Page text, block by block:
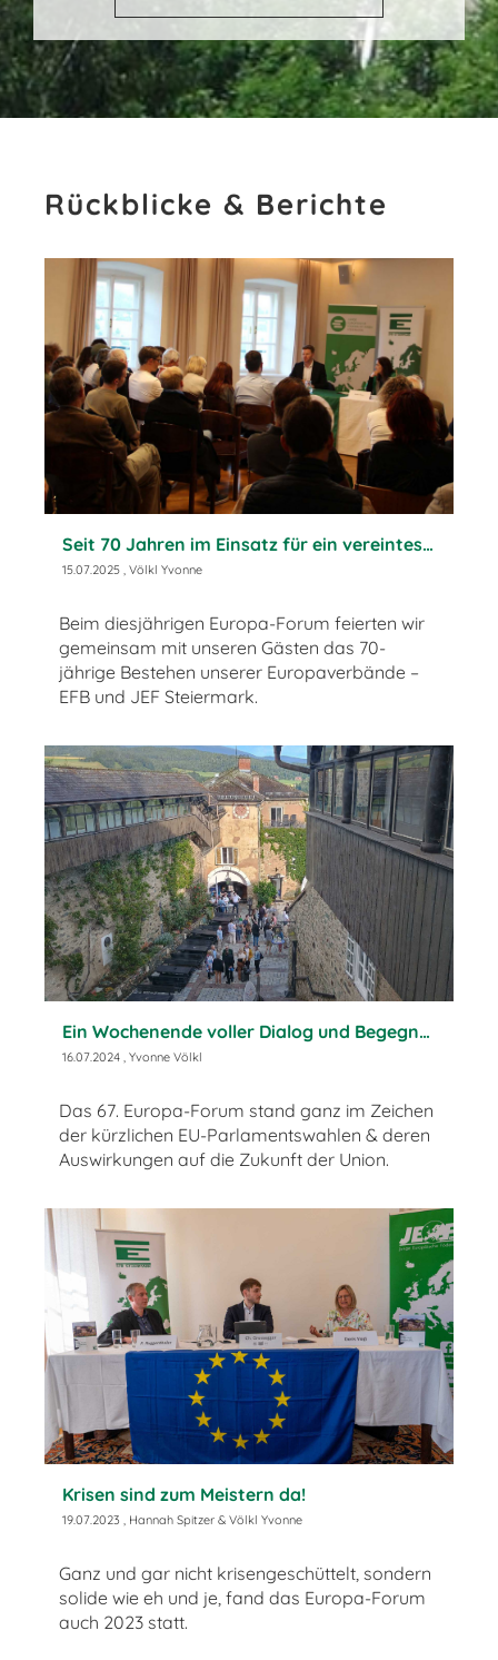
Rückblicke & Berichte
Seit 70 Jahren im Einsatz für ein vereintes Europa
15.07.2025 , Völkl Yvonne
Beim diesjährigen Europa-Forum feierten wir
gemeinsam mit unseren Gästen das 70-
jährige Bestehen unserer Europaverbände –
EFB und JEF Steiermark.
Ein Wochenende voller Dialog und Begegnungen
16.07.2024 , Yvonne Völkl
Das 67. Europa-Forum stand ganz im Zeichen
der kürzlichen EU-Parlamentswahlen & deren
Auswirkungen auf die Zukunft der Union.
Krisen sind zum Meistern da!
19.07.2023 , Hannah Spitzer & Völkl Yvonne
Ganz und gar nicht krisengeschüttelt, sondern
solide wie eh und je, fand das Europa-Forum
auch 2023 statt.